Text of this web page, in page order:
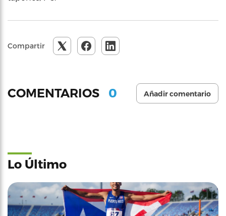
Compartir
COMENTARIOS 0 Añadir comentario
Lo Último